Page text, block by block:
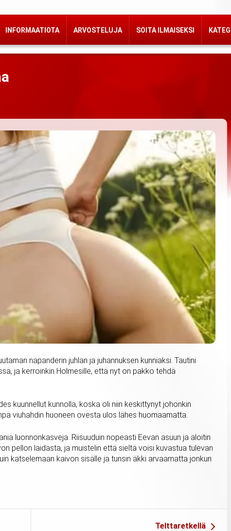
INFORMAATIOTA ARVOSTELUJA SOITA ILMAISEKSI
napanderin juhlan ja juhannuksen kunniaksi. Tautini
ja kerroinkin Holmesille, että nyt on pakko tehdä
kuunnellut kunnolla, koska oli niin keskittynyt johonkin
viuhahdin huoneen ovesta ulos lähes huomaamatta.
luonnonkasveja. Riisuuduin nopeasti Eevan asuun ja aloitin
pellon laidasta, ja muistelin että sieltä voisi kuvastua tulevan
katselemaan kaivon sisälle ja tunsin äkki arvaamatta jonkun
Telttaretkellä